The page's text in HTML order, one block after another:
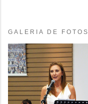
GALERIA DE FOTOS